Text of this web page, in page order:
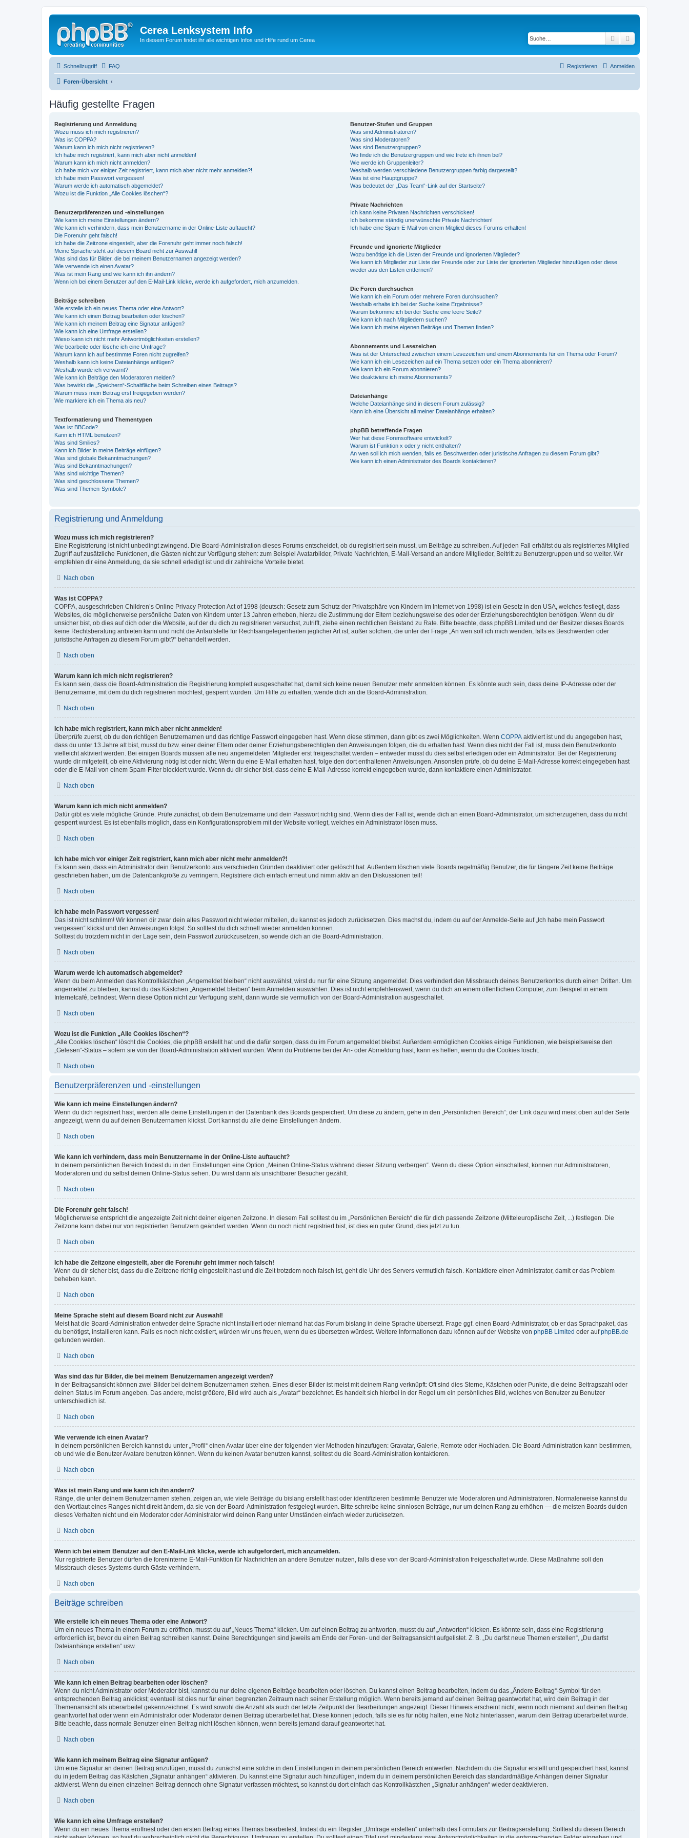
Cerea Lenksystem Info
In diesem Forum findet ihr alle wichtigen Infos und Hilfe rund um Cerea Suche
Schnellzugriff FAQ Anmelden
Registrieren
Foren-Übersicht
Häufig gestellte Fragen
Registrierung und Anmeldung
Wozu muss ich mich registrieren?
Was ist COPPA?
Warum kann ich mich nicht registrieren?
Ich habe mich registriert, kann mich aber nicht anmelden!
Warum kann ich mich nicht anmelden?
Ich habe mich vor einiger Zeit registriert, kann mich aber nicht mehr anmelden?!
Ich habe mein Passwort vergessen!
Warum werde ich automatisch abgemeldet?
Wozu ist die Funktion „Alle Cookies löschen“?
Benutzerpräferenzen und -einstellungen
Wie kann ich meine Einstellungen ändern?
Wie kann ich verhindern, dass mein Benutzername in der Online-Liste auftaucht?
Die Forenuhr geht falsch!
Ich habe die Zeitzone eingestellt, aber die Forenuhr geht immer noch falsch!
Meine Sprache steht auf diesem Board nicht zur Auswahl!
Was sind das für Bilder, die bei meinem Benutzernamen angezeigt werden?
Wie verwende ich einen Avatar?
Was ist mein Rang und wie kann ich ihn ändern?
Wenn ich bei einem Benutzer auf den E-Mail-Link klicke, werde ich aufgefordert, mich anzumelden.
Beiträge schreiben
Wie erstelle ich ein neues Thema oder eine Antwort?
Wie kann ich einen Beitrag bearbeiten oder löschen?
Wie kann ich meinem Beitrag eine Signatur anfügen?
Wie kann ich eine Umfrage erstellen?
Wieso kann ich nicht mehr Antwortmöglichkeiten erstellen?
Wie bearbeite oder lösche ich eine Umfrage?
Warum kann ich auf bestimmte Foren nicht zugreifen?
Weshalb kann ich keine Dateianhänge anfügen?
Weshalb wurde ich verwarnt?
Wie kann ich Beiträge den Moderatoren melden?
Was bewirkt die „Speichern“-Schaltfläche beim Schreiben eines Beitrags?
Warum muss mein Beitrag erst freigegeben werden?
Wie markiere ich ein Thema als neu?
Textformatierung und Thementypen
Was ist BBCode?
Kann ich HTML benutzen?
Was sind Smilies?
Kann ich Bilder in meine Beiträge einfügen?
Was sind globale Bekanntmachungen?
Was sind Bekanntmachungen?
Was sind wichtige Themen?
Was sind geschlossene Themen?
Was sind Themen-Symbole?
Benutzer-Stufen und Gruppen
Was sind Administratoren?
Was sind Moderatoren?
Was sind Benutzergruppen?
Wo finde ich die Benutzergruppen und wie trete ich ihnen bei?
Wie werde ich Gruppenleiter?
Weshalb werden verschiedene Benutzergruppen farbig dargestellt?
Was ist eine Hauptgruppe?
Was bedeutet der „Das Team“-Link auf der Startseite?
Private Nachrichten
Ich kann keine Privaten Nachrichten verschicken!
Ich bekomme ständig unerwünschte Private Nachrichten!
Ich habe eine Spam-E-Mail von einem Mitglied dieses Forums erhalten!
Freunde und ignorierte Mitglieder
Wozu benötige ich die Listen der Freunde und ignorierten Mitglieder?
Wie kann ich Mitglieder zur Liste der Freunde oder zur Liste der ignorierten Mitglieder hinzufügen oder diese
wieder aus den Listen entfernen?
Die Foren durchsuchen
Wie kann ich ein Forum oder mehrere Foren durchsuchen?
Weshalb erhalte ich bei der Suche keine Ergebnisse?
Warum bekomme ich bei der Suche eine leere Seite?
Wie kann ich nach Mitgliedern suchen?
Wie kann ich meine eigenen Beiträge und Themen finden?
Abonnements und Lesezeichen
Was ist der Unterschied zwischen einem Lesezeichen und einem Abonnements für ein Thema oder Forum?
Wie kann ich ein Lesezeichen auf ein Thema setzen oder ein Thema abonnieren?
Wie kann ich ein Forum abonnieren?
Wie deaktiviere ich meine Abonnements?
Dateianhänge
Welche Dateianhänge sind in diesem Forum zulässig?
Kann ich eine Übersicht all meiner Dateianhänge erhalten?
phpBB betreffende Fragen
Wer hat diese Forensoftware entwickelt?
Warum ist Funktion x oder y nicht enthalten?
An wen soll ich mich wenden, falls es Beschwerden oder juristische Anfragen zu diesem Forum gibt?
Wie kann ich einen Administrator des Boards kontaktieren?
Registrierung und Anmeldung
Wozu muss ich mich registrieren?
Eine Registrierung ist nicht unbedingt zwingend. Die Board-Administration dieses Forums entscheidet, ob du registriert sein musst, um Beiträge zu schreiben. Auf jeden Fall erhältst du als registriertes Mitglied
Zugriff auf zusätzliche Funktionen, die Gästen nicht zur Verfügung stehen: zum Beispiel Avatarbilder, Private Nachrichten, E-Mail-Versand an andere Mitglieder, Beitritt zu Benutzergruppen und so weiter. Wir
empfehlen dir eine Anmeldung, da sie schnell erledigt ist und dir zahlreiche Vorteile bietet.
Nach oben
Was ist COPPA?
COPPA, ausgeschrieben Children’s Online Privacy Protection Act of 1998 (deutsch: Gesetz zum Schutz der Privatsphäre von Kindern im Internet von 1998) ist ein Gesetz in den USA, welches festlegt, dass
Websites, die möglicherweise persönliche Daten von Kindern unter 13 Jahren erheben, hierzu die Zustimmung der Eltern beziehungsweise des oder der Erziehungsberechtigten benötigen. Wenn du dir
unsicher bist, ob dies auf dich oder die Website, auf der du dich zu registrieren versuchst, zutrifft, ziehe einen rechtlichen Beistand zu Rate. Bitte beachte, dass phpBB Limited und der Besitzer dieses Boards
keine Rechtsberatung anbieten kann und nicht die Anlaufstelle für Rechtsangelegenheiten jeglicher Art ist; außer solchen, die unter der Frage „An wen soll ich mich wenden, falls es Beschwerden oder
juristische Anfragen zu diesem Forum gibt?“ behandelt werden.
Nach oben
Warum kann ich mich nicht registrieren?
Es kann sein, dass die Board-Administration die Registrierung komplett ausgeschaltet hat, damit sich keine neuen Benutzer mehr anmelden können. Es könnte auch sein, dass deine IP-Adresse oder der
Benutzername, mit dem du dich registrieren möchtest, gesperrt wurden. Um Hilfe zu erhalten, wende dich an die Board-Administration.
Nach oben
Ich habe mich registriert, kann mich aber nicht anmelden!
Überprüfe zuerst, ob du den richtigen Benutzernamen und das richtige Passwort eingegeben hast. Wenn diese stimmen, dann gibt es zwei Möglichkeiten. Wenn COPPA aktiviert ist und du angegeben hast,
dass du unter 13 Jahre alt bist, musst du bzw. einer deiner Eltern oder deiner Erziehungsberechtigten den Anweisungen folgen, die du erhalten hast. Wenn dies nicht der Fall ist, muss dein Benutzerkonto
vielleicht aktiviert werden. Bei einigen Boards müssen alle neu angemeldeten Mitglieder erst freigeschaltet werden – entweder musst du dies selbst erledigen oder ein Administrator. Bei der Registrierung
wurde dir mitgeteilt, ob eine Aktivierung nötig ist oder nicht. Wenn du eine E-Mail erhalten hast, folge den dort enthaltenen Anweisungen. Ansonsten prüfe, ob du deine E-Mail-Adresse korrekt eingegeben hast
oder die E-Mail von einem Spam-Filter blockiert wurde. Wenn du dir sicher bist, dass deine E-Mail-Adresse korrekt eingegeben wurde, dann kontaktiere einen Administrator.
Nach oben
Warum kann ich mich nicht anmelden?
Dafür gibt es viele mögliche Gründe. Prüfe zunächst, ob dein Benutzername und dein Passwort richtig sind. Wenn dies der Fall ist, wende dich an einen Board-Administrator, um sicherzugehen, dass du nicht
gesperrt wurdest. Es ist ebenfalls möglich, dass ein Konfigurationsproblem mit der Website vorliegt, welches ein Administrator lösen muss.
Nach oben
Ich habe mich vor einiger Zeit registriert, kann mich aber nicht mehr anmelden?!
Es kann sein, dass ein Administrator dein Benutzerkonto aus verschieden Gründen deaktiviert oder gelöscht hat. Außerdem löschen viele Boards regelmäßig Benutzer, die für längere Zeit keine Beiträge
geschrieben haben, um die Datenbankgröße zu verringern. Registriere dich einfach erneut und nimm aktiv an den Diskussionen teil!
Nach oben
Ich habe mein Passwort vergessen!
Das ist nicht schlimm! Wir können dir zwar dein altes Passwort nicht wieder mitteilen, du kannst es jedoch zurücksetzen. Dies machst du, indem du auf der Anmelde-Seite auf „Ich habe mein Passwort
vergessen“ klickst und den Anweisungen folgst. So solltest du dich schnell wieder anmelden können.
Solltest du trotzdem nicht in der Lage sein, dein Passwort zurückzusetzen, so wende dich an die Board-Administration.
Nach oben
Warum werde ich automatisch abgemeldet?
Wenn du beim Anmelden das Kontrollkästchen „Angemeldet bleiben“ nicht auswählst, wirst du nur für eine Sitzung angemeldet. Dies verhindert den Missbrauch deines Benutzerkontos durch einen Dritten. Um
angemeldet zu bleiben, kannst du das Kästchen „Angemeldet bleiben“ beim Anmelden auswählen. Dies ist nicht empfehlenswert, wenn du dich an einem öffentlichen Computer, zum Beispiel in einem
Internetcafé, befindest. Wenn diese Option nicht zur Verfügung steht, dann wurde sie vermutlich von der Board-Administration ausgeschaltet.
Nach oben
Wozu ist die Funktion „Alle Cookies löschen“?
„Alle Cookies löschen“ löscht die Cookies, die phpBB erstellt hat und die dafür sorgen, dass du im Forum angemeldet bleibst. Außerdem ermöglichen Cookies einige Funktionen, wie beispielsweise den
„Gelesen“-Status – sofern sie von der Board-Administration aktiviert wurden. Wenn du Probleme bei der An- oder Abmeldung hast, kann es helfen, wenn du die Cookies löscht.
Nach oben
Benutzerpräferenzen und -einstellungen
Wie kann ich meine Einstellungen ändern?
Wenn du dich registriert hast, werden alle deine Einstellungen in der Datenbank des Boards gespeichert. Um diese zu ändern, gehe in den „Persönlichen Bereich“; der Link dazu wird meist oben auf der Seite
angezeigt, wenn du auf deinen Benutzernamen klickst. Dort kannst du alle deine Einstellungen ändern.
Nach oben
Wie kann ich verhindern, dass mein Benutzername in der Online-Liste auftaucht?
In deinem persönlichen Bereich findest du in den Einstellungen eine Option „Meinen Online-Status während dieser Sitzung verbergen“. Wenn du diese Option einschaltest, können nur Administratoren,
Moderatoren und du selbst deinen Online-Status sehen. Du wirst dann als unsichtbarer Besucher gezählt.
Nach oben
Die Forenuhr geht falsch!
Möglicherweise entspricht die angezeigte Zeit nicht deiner eigenen Zeitzone. In diesem Fall solltest du im „Persönlichen Bereich“ die für dich passende Zeitzone (Mitteleuropäische Zeit, ...) festlegen. Die
Zeitzone kann dabei nur von registrierten Benutzern geändert werden. Wenn du noch nicht registriert bist, ist dies ein guter Grund, dies jetzt zu tun.
Nach oben
Ich habe die Zeitzone eingestellt, aber die Forenuhr geht immer noch falsch!
Wenn du dir sicher bist, dass du die Zeitzone richtig eingestellt hast und die Zeit trotzdem noch falsch ist, geht die Uhr des Servers vermutlich falsch. Kontaktiere einen Administrator, damit er das Problem
beheben kann.
Nach oben
Meine Sprache steht auf diesem Board nicht zur Auswahl!
Meist hat die Board-Administration entweder deine Sprache nicht installiert oder niemand hat das Forum bislang in deine Sprache übersetzt. Frage ggf. einen Board-Administrator, ob er das Sprachpaket, das
du benötigst, installieren kann. Falls es noch nicht existiert, würden wir uns freuen, wenn du es übersetzen würdest. Weitere Informationen dazu können auf der Website von phpBB Limited oder aufphpBB.de
gefunden werden.
Nach oben
Was sind das für Bilder, die bei meinem Benutzernamen angezeigt werden?
In der Beitragsansicht können zwei Bilder bei deinem Benutzernamen stehen. Eines dieser Bilder ist meist mit deinem Rang verknüpft: Oft sind dies Sterne, Kästchen oder Punkte, die deine Beitragszahl oder
deinen Status im Forum angeben. Das andere, meist größere, Bild wird auch als „Avatar“ bezeichnet. Es handelt sich hierbei in der Regel um ein persönliches Bild, welches von Benutzer zu Benutzer
unterschiedlich ist.
Nach oben
Wie verwende ich einen Avatar?
In deinem persönlichen Bereich kannst du unter „Profil“ einen Avatar über eine der folgenden vier Methoden hinzufügen: Gravatar, Galerie, Remote oder Hochladen. Die Board-Administration kann bestimmen,
ob und wie die Benutzer Avatare benutzen können. Wenn du keinen Avatar benutzen kannst, solltest du die Board-Administration kontaktieren.
Nach oben
Was ist mein Rang und wie kann ich ihn ändern?
Ränge, die unter deinem Benutzernamen stehen, zeigen an, wie viele Beiträge du bislang erstellt hast oder identifizieren bestimmte Benutzer wie Moderatoren und Administratoren. Normalerweise kannst du
den Wortlaut eines Ranges nicht direkt ändern, da sie von der Board-Administration festgelegt wurden. Bitte schreibe keine sinnlosen Beiträge, nur um deinen Rang zu erhöhen — die meisten Boards dulden
dieses Verhalten nicht und ein Moderator oder Administrator wird deinen Rang unter Umständen einfach wieder zurücksetzen.
Nach oben
Wenn ich bei einem Benutzer auf den E-Mail-Link klicke, werde ich aufgefordert, mich anzumelden.
Nur registrierte Benutzer dürfen die foreninterne E-Mail-Funktion für Nachrichten an andere Benutzer nutzen, falls diese von der Board-Administration freigeschaltet wurde. Diese Maßnahme soll den
Missbrauch dieses Systems durch Gäste verhindern.
Nach oben
Beiträge schreiben
Wie erstelle ich ein neues Thema oder eine Antwort?
Um ein neues Thema in einem Forum zu eröffnen, musst du auf „Neues Thema“ klicken. Um auf einen Beitrag zu antworten, musst du auf „Antworten“ klicken. Es könnte sein, dass eine Registrierung
erforderlich ist, bevor du einen Beitrag schreiben kannst. Deine Berechtigungen sind jeweils am Ende der Foren- und der Beitragsansicht aufgelistet. Z. B. „Du darfst neue Themen erstellen“, „Du darfst
Dateianhänge erstellen“ usw.
Nach oben
Wie kann ich einen Beitrag bearbeiten oder löschen?
Wenn du nicht Administrator oder Moderator bist, kannst du nur deine eigenen Beiträge bearbeiten oder löschen. Du kannst einen Beitrag bearbeiten, indem du das „Ändere Beitrag“-Symbol für den
entsprechenden Beitrag anklickst; eventuell ist dies nur für einen begrenzten Zeitraum nach seiner Erstellung möglich. Wenn bereits jemand auf deinen Beitrag geantwortet hat, wird dein Beitrag in der
Themenansicht als überarbeitet gekennzeichnet. Es wird sowohl die Anzahl als auch der letzte Zeitpunkt der Bearbeitungen angezeigt. Dieser Hinweis erscheint nicht, wenn noch niemand auf deinen Beitrag
geantwortet hat oder wenn ein Administrator oder Moderator deinen Beitrag überarbeitet hat. Diese können jedoch, falls sie es für nötig halten, eine Notiz hinterlassen, warum dein Beitrag überarbeitet wurde.
Bitte beachte, dass normale Benutzer einen Beitrag nicht löschen können, wenn bereits jemand darauf geantwortet hat.
Nach oben
Wie kann ich meinem Beitrag eine Signatur anfügen?
Um eine Signatur an deinen Beitrag anzufügen, musst du zunächst eine solche in den Einstellungen in deinem persönlichen Bereich entwerfen. Nachdem du die Signatur erstellt und gespeichert hast, kannst
du in jedem Beitrag das Kästchen „Signatur anhängen“ aktivieren. Du kannst eine Signatur auch hinzufügen, indem du in deinem persönlichen Bereich das standardmäßige Anhängen deiner Signatur
aktivierst. Wenn du einen einzelnen Beitrag dennoch ohne Signatur verfassen möchtest, so kannst du dort einfach das Kontrollkästchen „Signatur anhängen“ wieder deaktivieren.
Nach oben
Wie kann ich eine Umfrage erstellen?
Wenn du ein neues Thema eröffnest oder den ersten Beitrag eines Themas bearbeitest, findest du ein Register „Umfrage erstellen“ unterhalb des Formulars zur Beitragserstellung. Solltest du diesen Bereich